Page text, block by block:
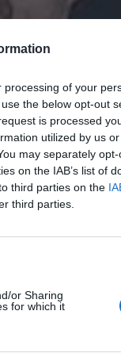
of your
the below opt-out
is processed
utilized by us
may separately
on the IAB’s list of
third parties on the
third parties.
or Sharing
for which it